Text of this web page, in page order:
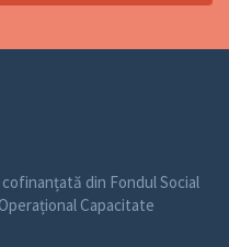
din Fondul Social
Capacitate